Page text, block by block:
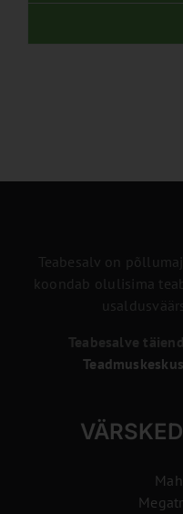
Teabesalv on
koondab olulisima
Teabesalve